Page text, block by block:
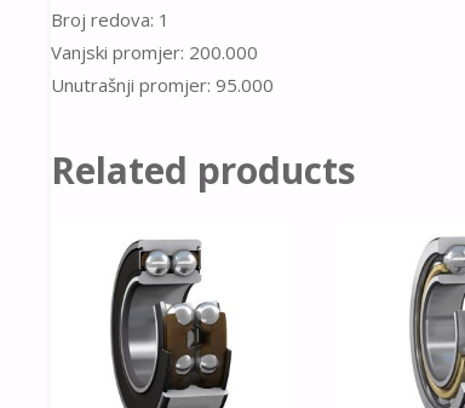
Broj redova: 1
Vanjski promjer: 200.000
Unutrašnji promjer: 95.000
Related products